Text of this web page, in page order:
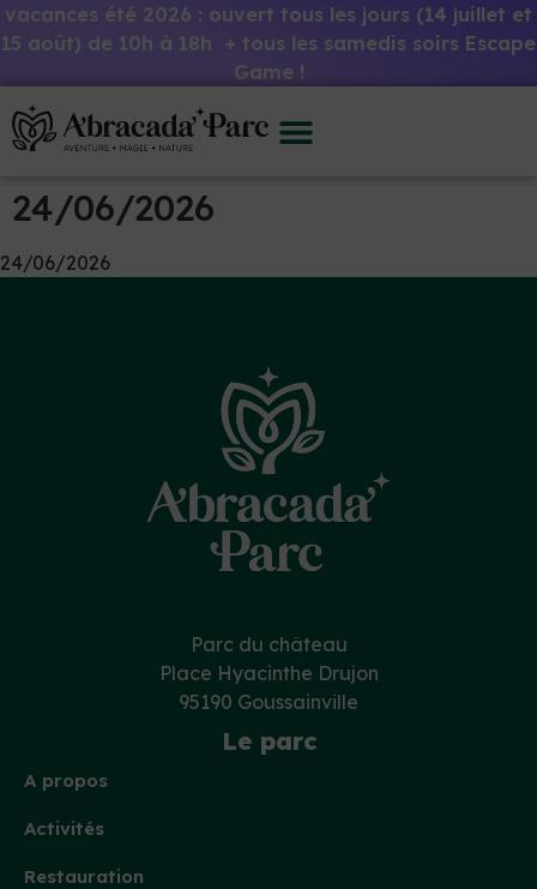
vacances été 2026 : ouvert tous les jours (14 juillet et
15 août) de 10h à 18h + tous les samedis soirs Escape
Game !
24/06/2026
24/06/2026
Parc du château
Place Hyacinthe Drujon
95190 Goussainville
Le parc
A propos
Activités
Restauration